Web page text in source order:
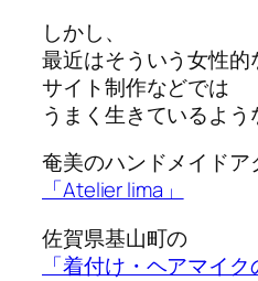
しかし、
最近はそういう女性的
サイト制作などでは
うまく生きているよう
奄美のハンドメイド
「Atelier lima」
佐賀県基山町の
「着付け・ヘアマイク